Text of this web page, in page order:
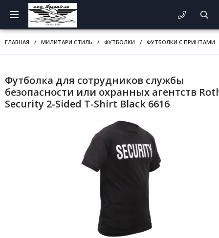
ГЛАВНАЯ / МИЛИТАРИ СТИЛЬ / ФУТБОЛКИ / ФУТБОЛКИ С ПРИНТАМИ
Футболка для сотрудников службы
безопасности или охранных агентств
Security 2-Sided T-Shirt Black 6616